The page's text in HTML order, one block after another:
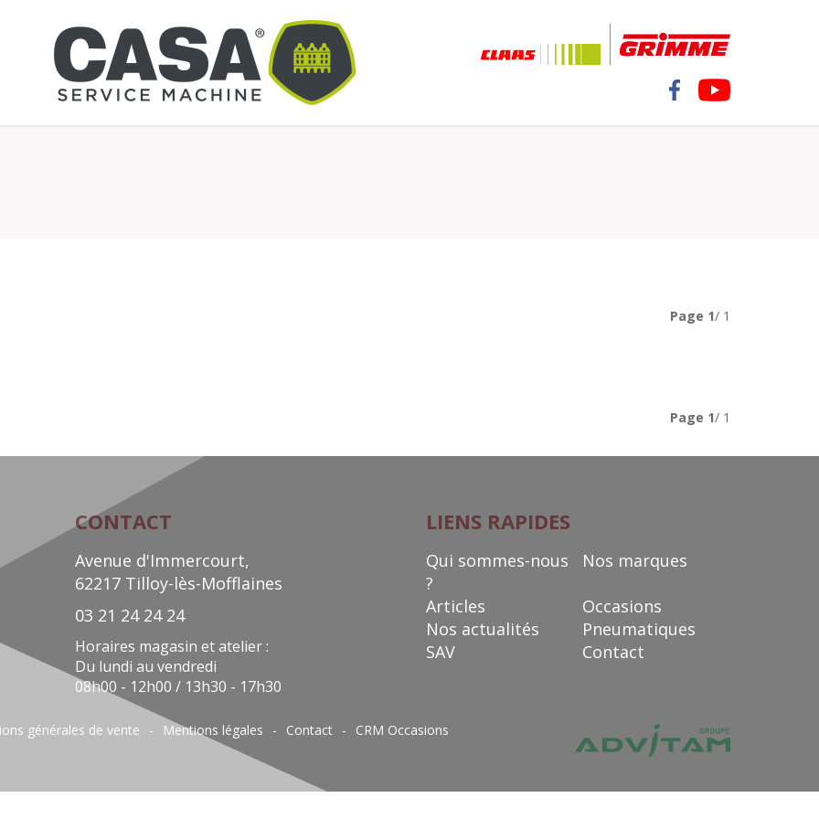
Page 1/ 1
Page 1/ 1
CONTACT
Avenue d'Immercourt,
62217 Tilloy-lès-Mofflaines
03 21 24 24 24
Horaires magasin et atelier :
Du lundi au vendredi
08h00 - 12h00 / 13h30 - 17h30
LIENS RAPIDES
Qui sommes-nous
?
Nos marques
Articles
Occasions
Nos actualités
Pneumatiques
SAV
Contact
générales de vente Mentions légales Contact CRM Occasions